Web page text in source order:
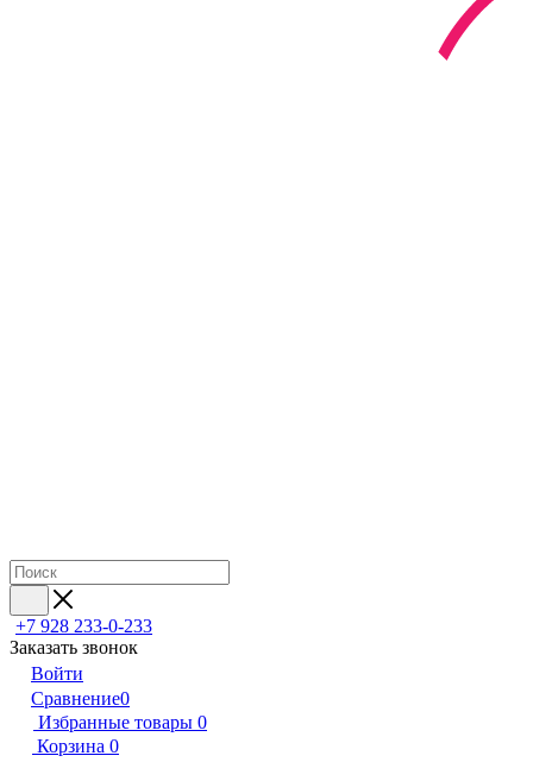
+7 928 233-0-233
Заказать звонок
Войти
Сравнение0
Избранные товары 0
Корзина 0